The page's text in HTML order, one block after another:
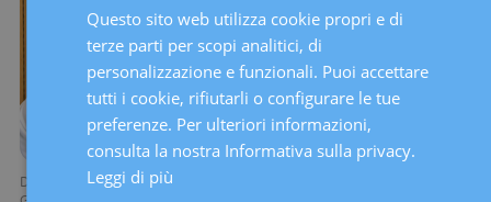
Direttore di R&S&i di
SPANISH
DEUTSCH
Questo sito web utilizza cookie propri e di
terze parti per scopi analitici, di
personalizzazione e funzionali. Puoi accettare
tutti i cookie, rifiutarli o configurare le tue
preferenze. Per ulteriori informazioni,
consulta la nostra Informativa sulla privacy.
Leggi di più